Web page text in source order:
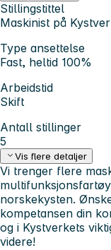
Stillingstittel
Maskinist på
Type ansettelse
Fast, heltid 100%
Arbeidstid
Skift
Antall stillinger
5
Vis flere detaljer
Vi trenger flere
norskekysten.
kompetansen din
og i Kystverkets
videre!